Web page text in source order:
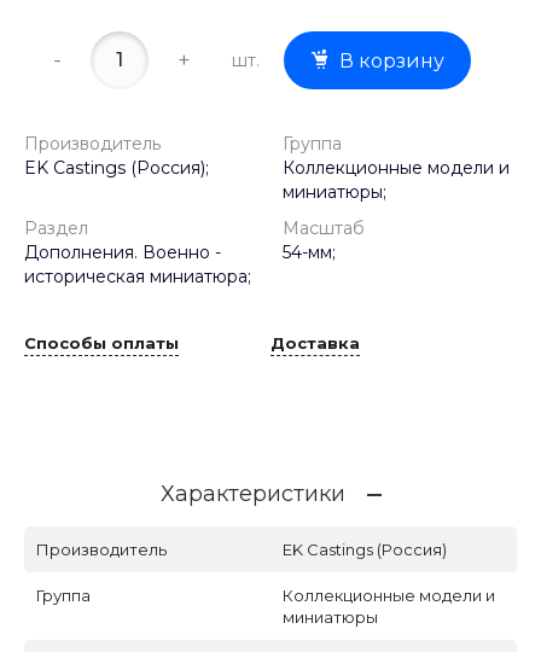
- + шт. В корзину
Производитель
EK Castings (Россия);
Группа
Коллекционные модели и
миниатюры;
Раздел
Дополнения. Военно -
историческая миниатюра;
Масштаб
54-мм;
Способы оплаты Доставка
Характеристики
Производитель EK Castings (Россия)
Группа
Коллекционные модели и
миниатюры